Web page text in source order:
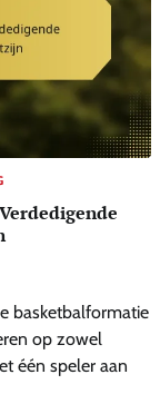
basketbalformatie
op zowel
één speler aan